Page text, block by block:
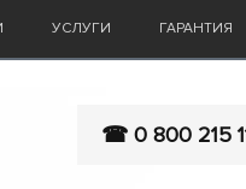
УСЛУГИ ГАРАНТИЯ
☎ 0 800 215